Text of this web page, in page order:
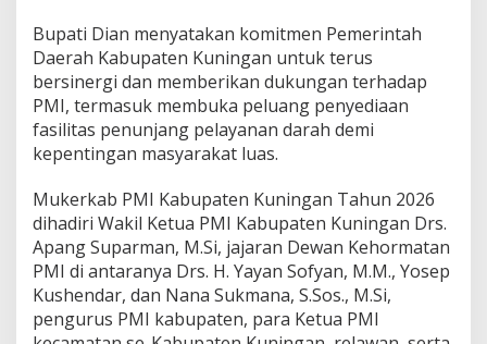
Bupati Dian menyatakan komitmen Pemerintah
Daerah Kabupaten Kuningan untuk terus
bersinergi dan memberikan dukungan terhadap
PMI, termasuk membuka peluang penyediaan
fasilitas penunjang pelayanan darah demi
kepentingan masyarakat luas.
Mukerkab PMI Kabupaten Kuningan Tahun 2026
dihadiri Wakil Ketua PMI Kabupaten Kuningan Drs.
Apang Suparman, M.Si, jajaran Dewan Kehormatan
PMI di antaranya Drs. H. Yayan Sofyan, M.M., Yosep
Kushendar, dan Nana Sukmana, S.Sos., M.Si,
pengurus PMI kabupaten, para Ketua PMI